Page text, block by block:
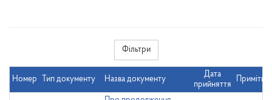
Фільтри
Номер Тип документу Назва документу
Дата
прийняття
Примітки